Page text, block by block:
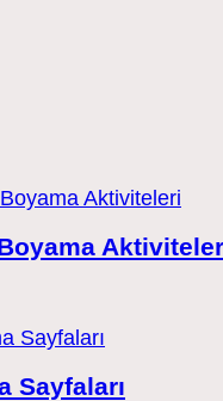
Sayfaları